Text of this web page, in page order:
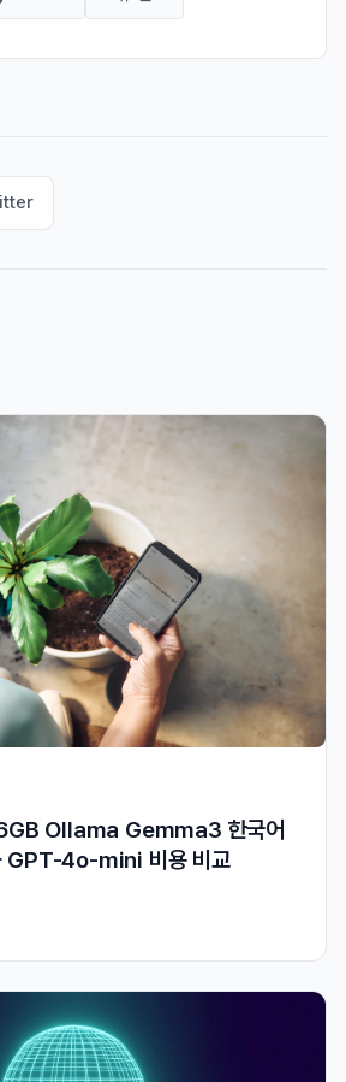
Ollama Gemma3 한국어
GPT-4o-mini 비용 비교